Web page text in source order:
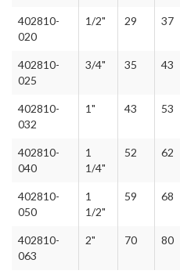
402810-
020
1/2" 29 37
402810-
025
3/4" 35 43
402810-
032
1" 43 53
402810-
040
1
1/4"
52 62
402810-
050
1
1/2"
59 68
402810-
063
2" 70 80